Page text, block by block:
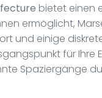
bietet einen
ermöglicht,
und einige
für Ihre
Spaziergänge